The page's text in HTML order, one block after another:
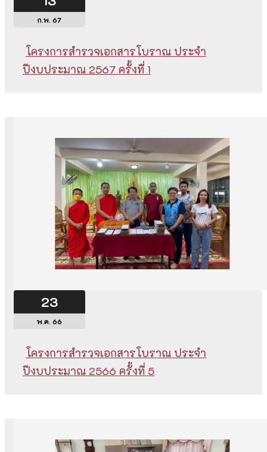
ก.พ. 67
โครงการสำรวจเอกสารโบราณ ประจำ
ปีงบประมาณ 2567 ครั้งที่ 1
23
พ.ค. 66
โครงการสำรวจเอกสารโบราณ ประจำ
ปีงบประมาณ 2566 ครั้งที่ 5